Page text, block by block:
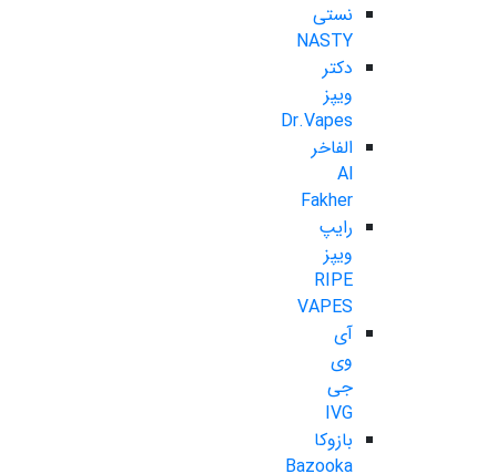
نستی
NASTY
دکتر
ویپز
Dr.Vapes
الفاخر
Al
Fakher
رایپ
ویپز
RIPE
VAPES
آی
وی
جی
IVG
بازوکا
Bazooka